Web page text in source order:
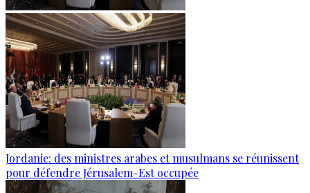
Jordanie: des ministres arabes et musulmans se réunissent
pour défendre Jérusalem-Est occupée